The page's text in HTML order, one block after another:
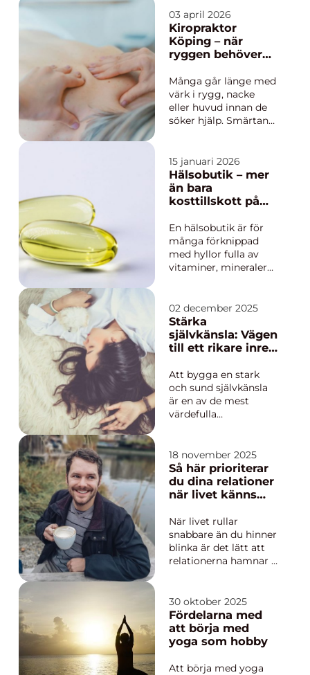
tandläkare i Åhus vill
ha en klinik som
kombinerar modern
tandvård med
bemötande, tydlig
information och
möjlighet att få hjä...
03 april 2026
Kiropraktor
Köping – när
ryggen behöver
Många går länge med
värk i rygg, nacke
eller huvud innan de
söker hjälp. Smärtan
störs. En kiropraktor
arbetar med att hitta
orsaken bakom
besvären, inte bara d...
15 januari 2026
Hälsobutik – mer
än bara
kosttillskott på
En hälsobutik är för
många förknippad
med hyllor fulla av
vitaminer, mineraler
modern hälsobutik
om något större: en
plats där kunskap,
produkter och
02 december 2025
Stärka
självkänsla: Vägen
till ett rikare inre
Att bygga en stark
och sund självkänsla
är en av de mest
värdefulla
Stärka självkänsla
handlar inte bara om
att tänka positivt; det
handlar om att skapa
18 november 2025
Så här prioriterar
du dina relationer
när livet känns
När livet rullar
snabbare än du hinner
blinka är det lätt att
relationerna hamnar i
kalendern svämmar
över och energin går
till det mest akuta.
Men relationer växe...
30 oktober 2025
Fördelarna med
att börja med
yoga som hobby
Att börja med yoga